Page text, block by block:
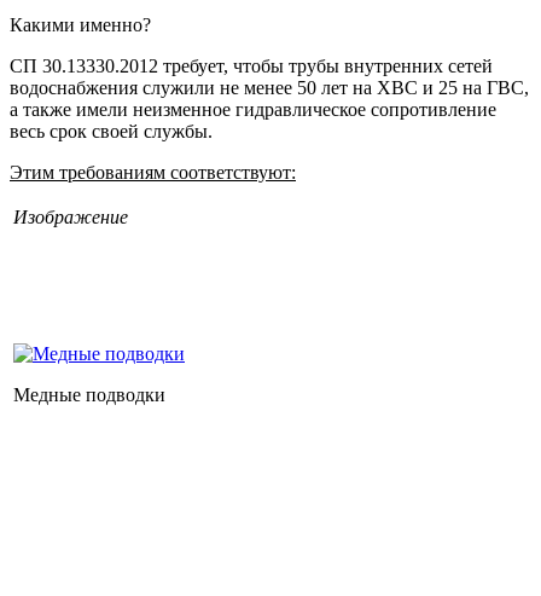
Какими именно?
СП 30.13330.2012 требует, чтобы трубы внутренних сетей
водоснабжения служили не менее 50 лет на ХВС и 25 на ГВС,
а также имели неизменное гидравлическое сопротивление
весь срок своей службы.
Этим требованиям соответствуют:
Изображение
Медные подводки